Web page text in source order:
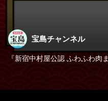
宝島チャンネル
『新宿中村屋公認 ふわふわ肉
BIGクッションが登場！